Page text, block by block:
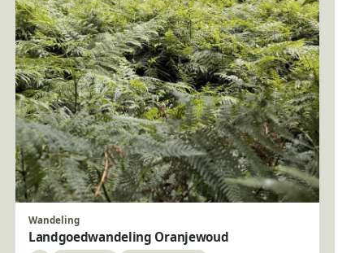
Wandeling
Landgoedwandeling Oranjewoud